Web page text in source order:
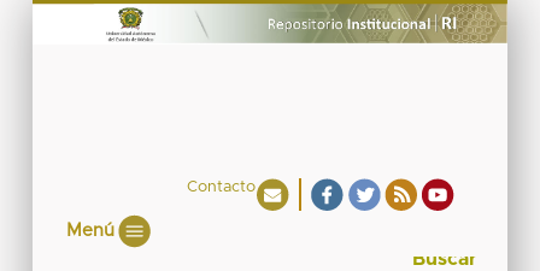
Contacto
Menú
Buscar